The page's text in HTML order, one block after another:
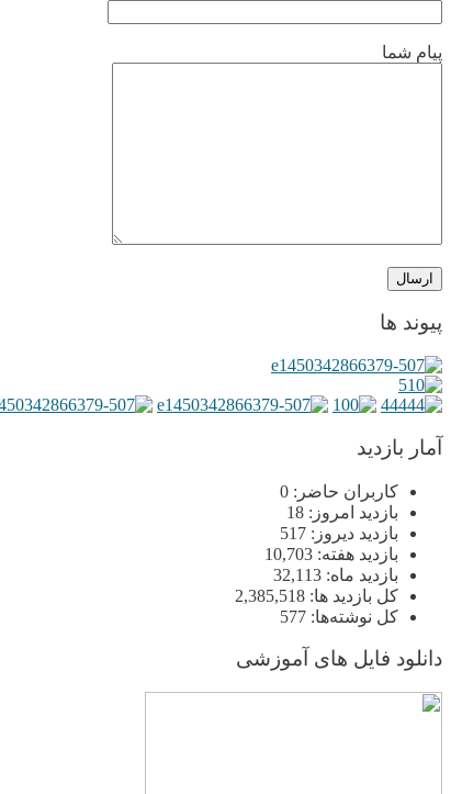
پیام شما
پیوند ها
آمار بازدید
کاربران حاضر: 0
بازدید امروز: 18
بازدید دیروز: 517
بازدید هفته: 10,703
بازدید ماه: 32,113
کل بازدید ها: 2,385,518
کل نوشته‌ها: 577
دانلود فایل های آموزشی